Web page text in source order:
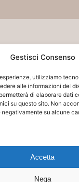
Gestisci Consenso
utilizziamo
alle informazioni del
di elaborare dati
su questo sito. Non
negativamente su alcune
Accetta
Nega
Cristoforo
Vedi la biografia